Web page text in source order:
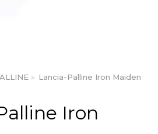
Lancia-Palline Iron Maiden
Iron